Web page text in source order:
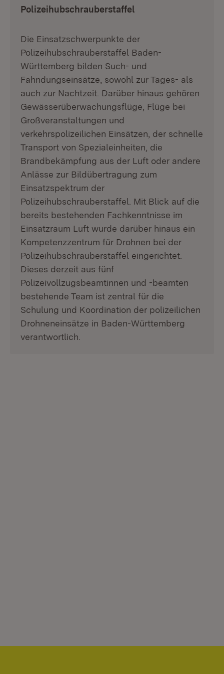
Polizeihubschrauberstaffel
Die Einsatzschwerpunkte der
Polizeihubschrauberstaffel Baden-
Württemberg bilden Such- und
Fahndungseinsätze, sowohl zur Tages- als
auch zur Nachtzeit. Darüber hinaus gehören
Gewässerüberwachungsflüge, Flüge bei
Großveranstaltungen und
verkehrspolizeilichen Einsätzen, der schnelle
Transport von Spezialeinheiten, die
Brandbekämpfung aus der Luft oder andere
Anlässe zur Bildübertragung zum
Einsatzspektrum der
Polizeihubschrauberstaffel. Mit Blick auf die
bereits bestehenden Fachkenntnisse im
Einsatzraum Luft wurde darüber hinaus ein
Kompetenzzentrum für Drohnen bei der
Polizeihubschrauberstaffel eingerichtet.
Dieses derzeit aus fünf
Polizeivollzugsbeamtinnen und -beamten
bestehende Team ist zentral für die
Schulung und Koordination der polizeilichen
Drohneneinsätze in Baden-Württemberg
verantwortlich.